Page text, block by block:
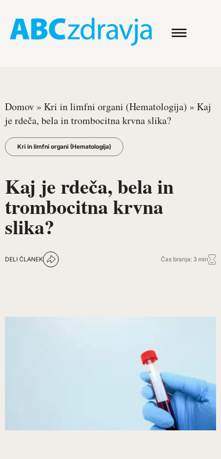
Domov » Kri in limfni organi (Hematologija) » Kaj
je rdeča, bela in trombocitna krvna slika?
Kri in limfni organi (Hematologija)
Kaj je rdeča, bela in
trombocitna krvna
slika?
DELI ČLANEK Čas branja: 3 min